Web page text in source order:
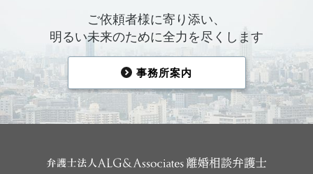
ご依頼者様に寄り添い、
明るい未来のために全力を尽くします
事務所案内